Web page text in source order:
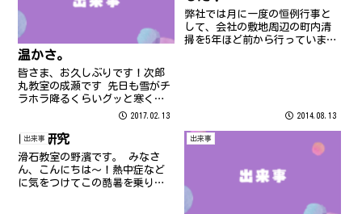
温かさ。
皆さま、お久しぶりです！次郎
丸教室の成瀬です 先日も雪がチ
ラホラ降るくらいグッと寒くな
りましたね まだまだ油断しない
ださいね
2017.02.13
弊社では月に一度の恒例行事と
して、会社の敷地周辺の町内清
掃を5年ほど前から行っていま
2014.08.13
出来事
自由研究
滑石教室の野濱です。 みなさ
ん、こんにちは〜！熱中症など
に気をつけてこの酷暑を乗り切
出来事